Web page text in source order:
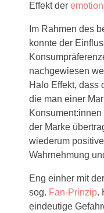
Effekt der
Im Rahmen des
konnte der
nachgewiesen
Halo Effekt, dass
die man einer
der Marke
wiederum
Wahrnehmung
Eng einher mit
sog. Fan-Prinzip.
eindeutige